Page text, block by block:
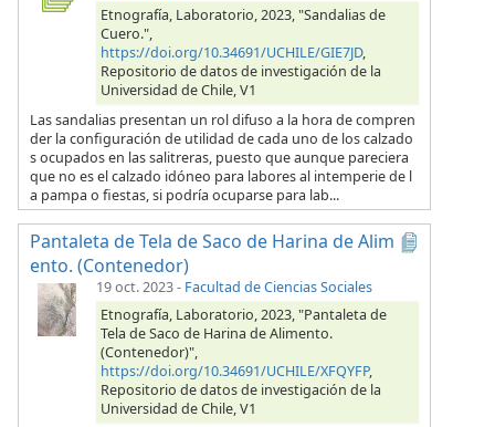
Etnografía, Laboratorio, 2023, "Sandalias de
Cuero.",
https://doi.org/10.34691/UCHILE/GIE7JD,
Repositorio de datos de investigación de la
Universidad de Chile, V1
Las sandalias presentan un rol difuso a la hora de compren
der la configuración de utilidad de cada uno de los calzado
s ocupados en las salitreras, puesto que aunque pareciera
que no es el calzado idóneo para labores al intemperie de l
a pampa o fiestas, si podría ocuparse para lab...
Pantaleta de Tela de Saco de Harina de Alim
ento. (Contenedor)
19 oct. 2023- Facultad de Ciencias Sociales
Etnografía, Laboratorio, 2023, "Pantaleta de
Tela de Saco de Harina de Alimento.
(Contenedor)",
https://doi.org/10.34691/UCHILE/XFQYFP,
Repositorio de datos de investigación de la
Universidad de Chile, V1